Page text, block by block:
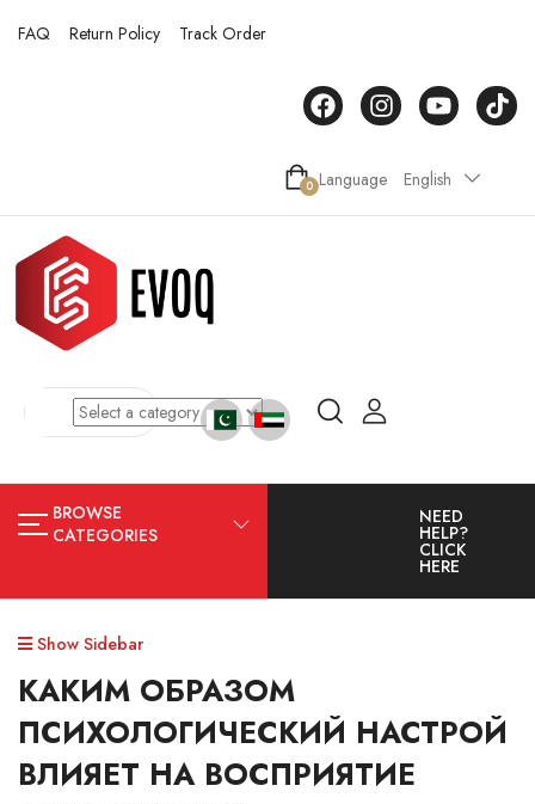
FAQ Return Policy Track Order
0 Language English
BROWSE
CATEGORIES
NEED
HELP?
CLICK
HERE
Show Sidebar
КАКИМ ОБРАЗОМ
ПСИХОЛОГИЧЕСКИЙ НАСТРОЙ
ВЛИЯЕТ НА ВОСПРИЯТИЕ